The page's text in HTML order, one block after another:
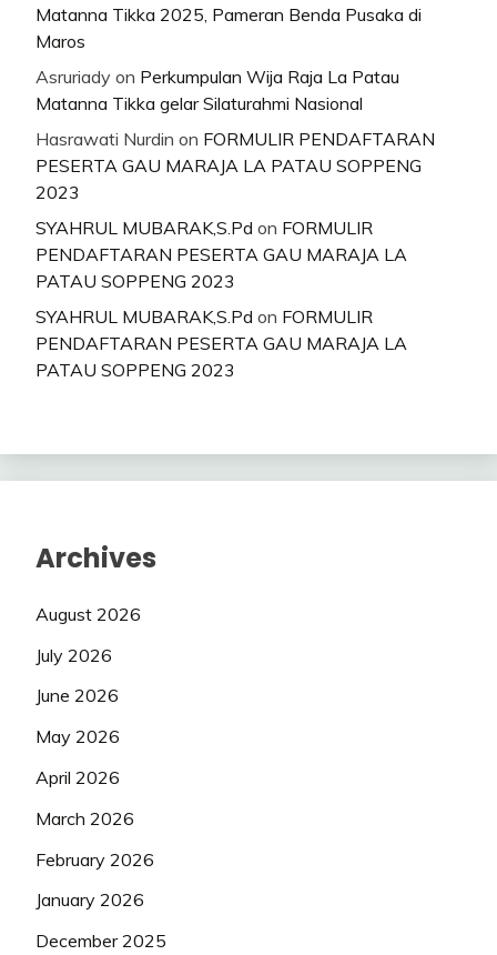
Matanna Tikka 2025, Pameran Benda Pusaka di
Maros
Asruriady on Perkumpulan Wija Raja La Patau
Matanna Tikka gelar Silaturahmi Nasional
Hasrawati Nurdin on FORMULIR PENDAFTARAN
PESERTA GAU MARAJA LA PATAU SOPPENG
2023
SYAHRUL MUBARAK,S.Pd on FORMULIR
PENDAFTARAN PESERTA GAU MARAJA LA
PATAU SOPPENG 2023
SYAHRUL MUBARAK,S.Pd on FORMULIR
PENDAFTARAN PESERTA GAU MARAJA LA
PATAU SOPPENG 2023
Archives
August 2026
July 2026
June 2026
May 2026
April 2026
March 2026
February 2026
January 2026
December 2025